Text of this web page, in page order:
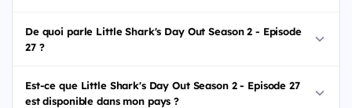
De quoi parle Little Shark's Day Out Season 2 - Episode
27 ?
Est-ce que Little Shark's Day Out Season 2 - Episode 27
est disponible dans mon pays ?